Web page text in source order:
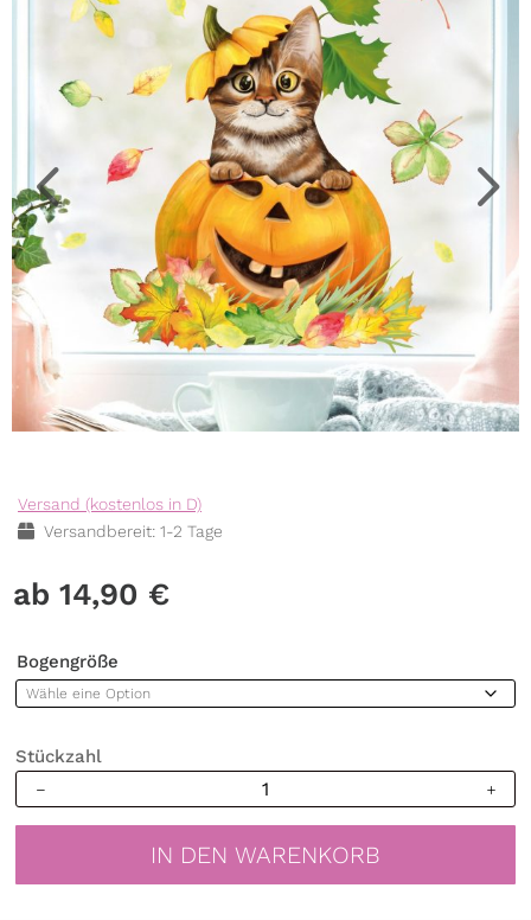
Versand (kostenlos in D)
Versandbereit: 1-2 Tage
14,90 €
Bogengröße
Stückzahl
Herbst
IN DEN WARENKORB